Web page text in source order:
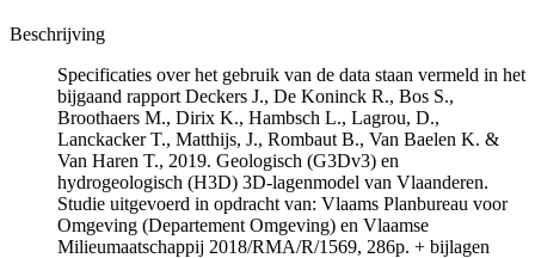
Beschrijving
Specificaties over het gebruik van de data staan vermeld in het
bijgaand rapport Deckers J., De Koninck R., Bos S.,
Broothaers M., Dirix K., Hambsch L., Lagrou, D.,
Lanckacker T., Matthijs, J., Rombaut B., Van Baelen K. &
Van Haren T., 2019. Geologisch (G3Dv3) en
hydrogeologisch (H3D) 3D-lagenmodel van Vlaanderen.
Studie uitgevoerd in opdracht van: Vlaams Planbureau voor
Omgeving (Departement Omgeving) en Vlaamse
Milieumaatschappij 2018/RMA/R/1569, 286p. + bijlagen